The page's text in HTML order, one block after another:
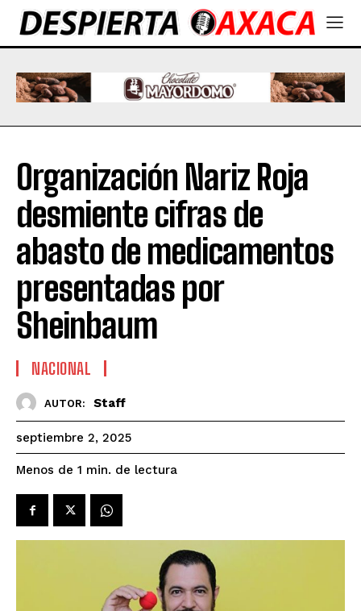
Organización Nariz Roja
desmiente cifras de
abasto de medicamentos
presentadas por
Sheinbaum
NACIONAL
AUTOR: Staff
septiembre 2, 2025
Menos de 1 min. de lectura